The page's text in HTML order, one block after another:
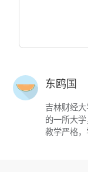
东鸥国
吉林财经
的一所大
教学严格，